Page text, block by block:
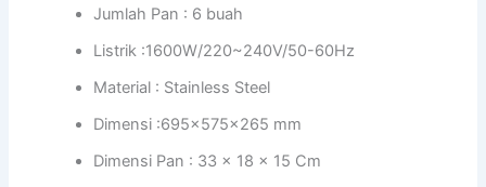
Jumlah Pan : 6 buah
Listrik :1600W/220~240V/50-60Hz
Material : Stainless Steel
Dimensi :695x575x265 mm
Dimensi Pan : 33 x 18 x 15 Cm